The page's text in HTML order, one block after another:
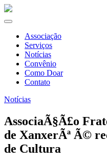
Associação
Serviços
Notícias
Convênio
Como Doar
Contato
Notícias
AssociaÃ§Ã£o
de XanxerÃª Ã©
de Cultura